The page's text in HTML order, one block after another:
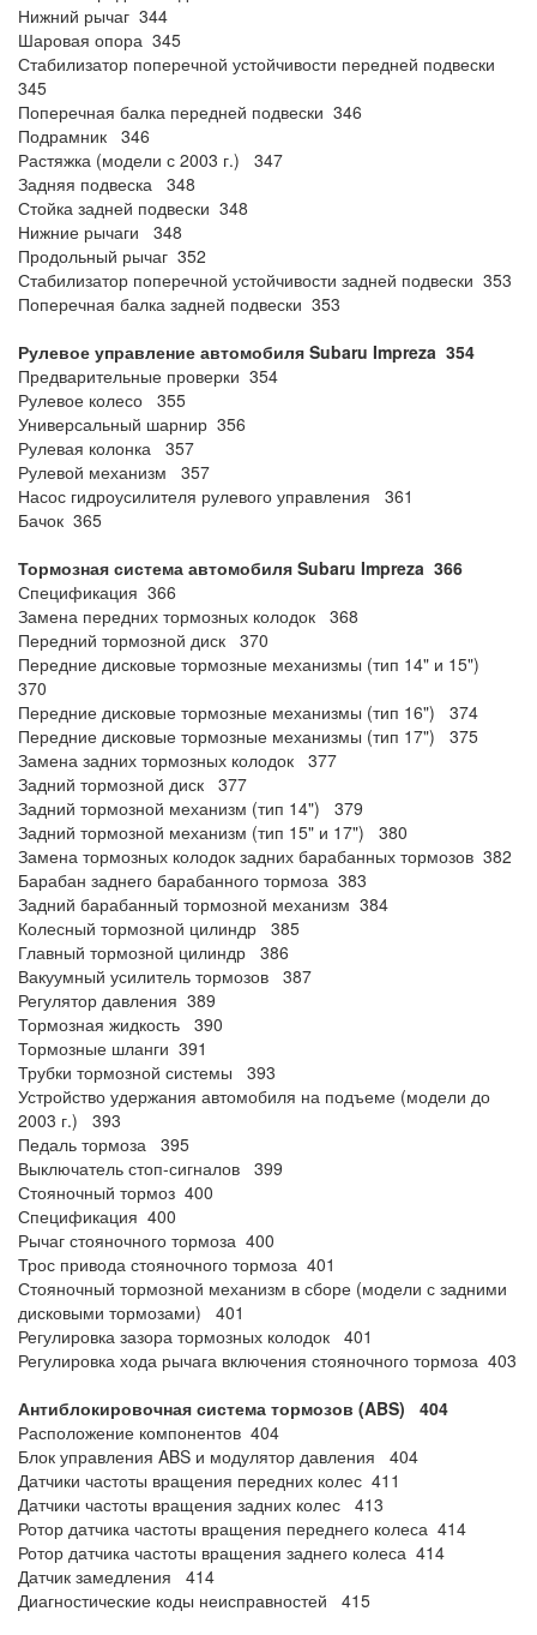
Нижний рычаг 344
Шаровая опора 345
Стабилизатор поперечной устойчивости передней подвески
345
Поперечная балка передней подвески 346
Подрамник 346
Растяжка (модели с 2003 г.) 347
Задняя подвеска 348
Стойка задней подвески 348
Нижние рычаги 348
Продольный рычаг 352
Стабилизатор поперечной устойчивости задней подвески 353
Поперечная балка задней подвески 353
Рулевое управление автомобиля Subaru Impreza 354
Предварительные проверки 354
Рулевое колесо 355
Универсальный шарнир 356
Рулевая колонка 357
Рулевой механизм 357
Насос гидроусилителя рулевого управления 361
Бачок 365
Тормозная система автомобиля Subaru Impreza 366
Спецификация 366
Замена передних тормозных колодок 368
Передний тормозной диск 370
Передние дисковые тормозные механизмы (тип 14" и 15")
370
Передние дисковые тормозные механизмы (тип 16") 374
Передние дисковые тормозные механизмы (тип 17") 375
Замена задних тормозных колодок 377
Задний тормозной диск 377
Задний тормозной механизм (тип 14") 379
Задний тормозной механизм (тип 15" и 17") 380
Замена тормозных колодок задних барабанных тормозов 382
Барабан заднего барабанного тормоза 383
Задний барабанный тормозной механизм 384
Колесный тормозной цилиндр 385
Главный тормозной цилиндр 386
Вакуумный усилитель тормозов 387
Регулятор давления 389
Тормозная жидкость 390
Тормозные шланги 391
Трубки тормозной системы 393
Устройство удержания автомобиля на подъеме (модели до
2003 г.) 393
Педаль тормоза 395
Выключатель стоп-сигналов 399
Стояночный тормоз 400
Спецификация 400
Рычаг стояночного тормоза 400
Трос привода стояночного тормоза 401
Стояночный тормозной механизм в сборе (модели с задними
дисковыми тормозами) 401
Регулировка зазора тормозных колодок 401
Регулировка хода рычага включения стояночного тормоза 403
Антиблокировочная система тормозов (ABS) 404
Расположение компонентов 404
Блок управления ABS и модулятор давления 404
Датчики частоты вращения передних колес 411
Датчики частоты вращения задних колес 413
Ротор датчика частоты вращения переднего колеса 414
Ротор датчика частоты вращения заднего колеса 414
Датчик замедления 414
Диагностические коды неисправностей 415